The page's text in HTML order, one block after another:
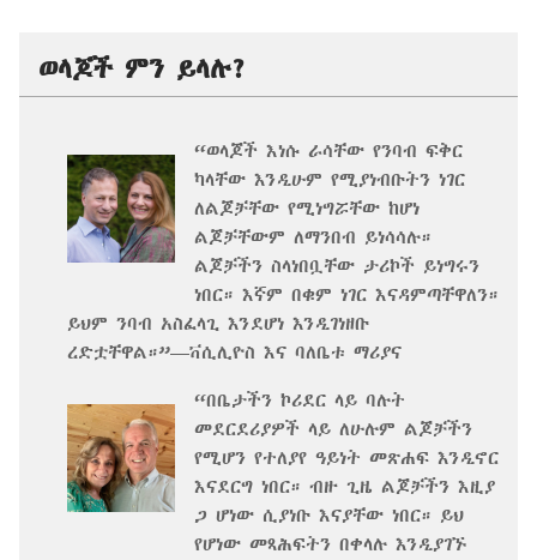
ወላጆች ምን ይላሉ?
“ወላጆች እነሱ ራሳቸው የንባብ ፍቅር
ካላቸው እንዲሁም የሚያነብቡትን ነገር
ለልጆቻቸው የሚነግሯቸው ከሆነ
ልጆቻቸውም ለማንበብ ይነሳሳሉ።
ልጆቻችን ስላነበቧቸው ታሪኮች ይነግሩን
ነበር። እኛም በቁም ነገር እናዳምጣቸዋለን።
ይህም ንባብ አስፈላጊ እንደሆነ እንዲገነዘቡ
ረድቷቸዋል።”—ቫሲሊዮስ እና ባለቤቱ ማሪያና
“በቤታችን ኮሪደር ላይ ባሉት
መደርደሪያዎች ላይ ለሁሉም ልጆቻችን
የሚሆን የተለያየ ዓይነት መጽሐፍ እንዲኖር
እናደርግ ነበር። ብዙ ጊዜ ልጆቻችን እዚያ
ጋ ሆነው ሲያነቡ እናያቸው ነበር። ይህ
የሆነው መጻሕፍትን በቀላሉ እንዲያገኙ